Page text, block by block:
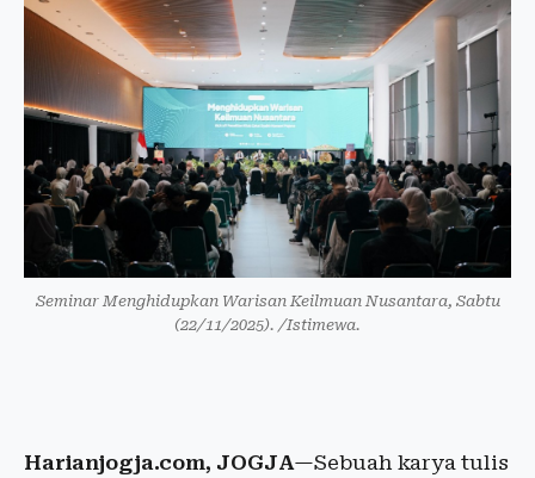
Seminar Menghidupkan Warisan Keilmuan Nusantara, Sabtu
(22/11/2025). /Istimewa.
Harianjogja.com, JOGJA—Sebuah karya tulis